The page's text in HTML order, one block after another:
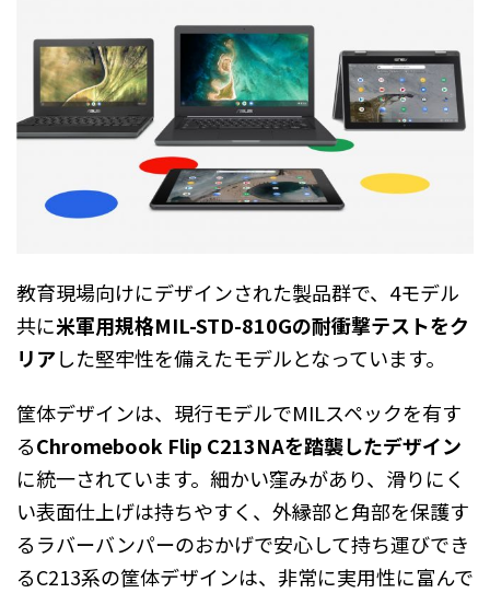
教育現場向けにデザインされた製品群で、4モデル
共に米軍用規格MIL-STD-810Gの耐衝撃テストをク
リアした堅牢性を備えたモデルとなっています。
筐体デザインは、現行モデルでMILスペックを有す
るChromebook Flip C213NAを踏襲したデザイン
に統一されています。細かい窪みがあり、滑りにく
い表面仕上げは持ちやすく、外縁部と角部を保護す
るラバーバンパーのおかげで安心して持ち運びでき
るC213系の筐体デザインは、非常に実用性に富んで